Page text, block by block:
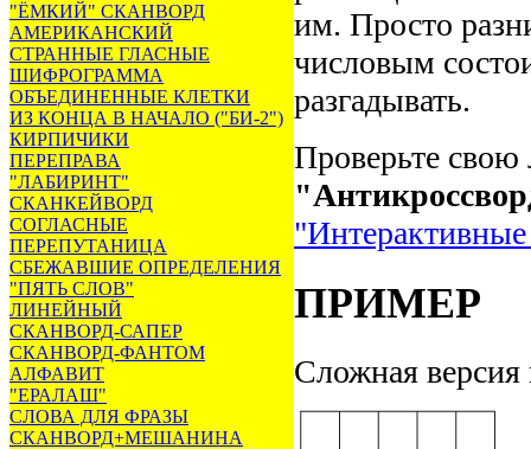
"ЁМКИЙ" СКАНВОРД
АМЕРИКАНСКИЙ
СТРАННЫЕ ГЛАСНЫЕ
ШИФРОГРАММА
ОБЪЕДИНЕННЫЕ КЛЕТКИ
ИЗ КОНЦА В НАЧАЛО ("БИ-2")
КИРПИЧИКИ
ПЕРЕПРАВА
"ЛАБИРИНТ"
СКАНКЕЙВОРД
СОГЛАСНЫЕ
ПЕРЕПУТАНИЦА
СБЕЖАВШИЕ ОПРЕДЕЛЕНИЯ
"ПЯТЬ СЛОВ"
ЛИНЕЙНЫЙ
СКАНВОРД-САПЕР
СКАНВОРД-ФАНТОМ
АЛФАВИТ
"ЕРАЛАШ"
СЛОВА ДЛЯ ФРАЗЫ
СКАНВОРД+МЕШАНИНА
им. Просто
числовым
разгадывать.
Проверьте свою
ПРИМЕР
Сложная версия